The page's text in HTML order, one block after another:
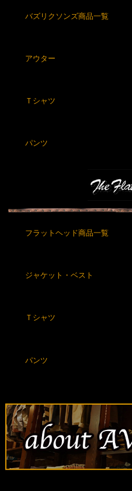
バズリクソンズ商品一覧
アウター
Ｔシャツ
パンツ
フラットヘッド商品一覧
ジャケット・ベスト
Ｔシャツ
パンツ